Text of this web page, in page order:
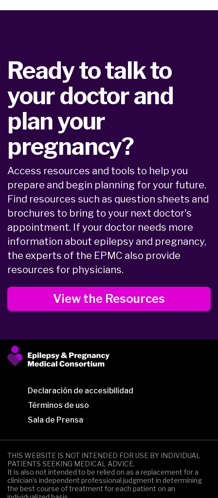
Ready to talk to
your doctor and
plan your
pregnancy?
Access resources and tools to help you
prepare and begin planning for your future.
Find resources such as question sheets and
brochures to bring to your next doctor's
appointment. If your doctor needs more
information about epilepsy and pregnancy,
the experts of the EPMC also provide
resources for physicians.
View the Resources
Declaración de accesibilidad
Términos de uso
Sala de Prensa
THIS WEBSITE IS NOT INTENDED FOR USE BY INDIVIDUAL
PATIENTS SEEKING MEDICAL ADVICE.
It is also not intended to be relied on as a replacement for a
clinician’s independent professional judgment in determining
the best course of treatment for each patient on an